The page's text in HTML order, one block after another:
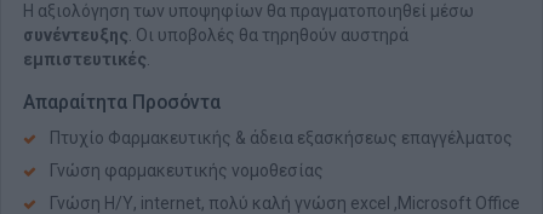
Η αξιολόγηση των υποψηφίων θα πραγματοποιηθεί μέσω
συνέντευξης . Οι υποβολές θα τηρηθούν αυστηρά
εμπιστευτικές
Απαραίτητα Προσόντα
Πτυχίο Φαρμακευτικής & άδεια εξασκήσεως επαγγέλματος
Γνώση φαρμακευτικής νομοθεσίας
Γνώση Η/Υ, internet, πολύ καλή γνώση excel ,Microsoft Office